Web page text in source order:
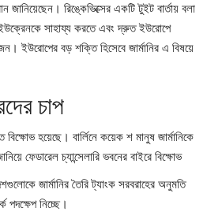
জানিয়েছেন। রিঙ্কেভিক্সের একটি টুইট বার্তায় বলা
সাহায্য করতে এবং দ্রুত ইউরোপে
ইউরোপের বড় শক্তি হিসেবে জার্মানির এ বিষয়ে
চাপ
বিক্ষোভ হয়েছে। বার্লিনে কয়েক শ মানুষ জার্মানিকে
ফেডারেল চ্যান্সেলারি ভবনের বাইরে বিক্ষোভ
জার্মানির তৈরি ট্যাংক সরবরাহের অনুমতি
পদক্ষেপ নিচ্ছে।